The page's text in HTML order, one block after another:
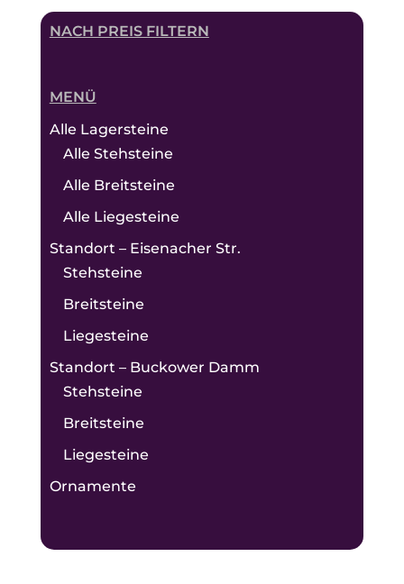
NACH PREIS FILTERN
MENÜ
Alle Lagersteine
Alle Stehsteine
Alle Breitsteine
Alle Liegesteine
Standort – Eisenacher Str.
Stehsteine
Breitsteine
Liegesteine
Standort – Buckower Damm
Stehsteine
Breitsteine
Liegesteine
Ornamente